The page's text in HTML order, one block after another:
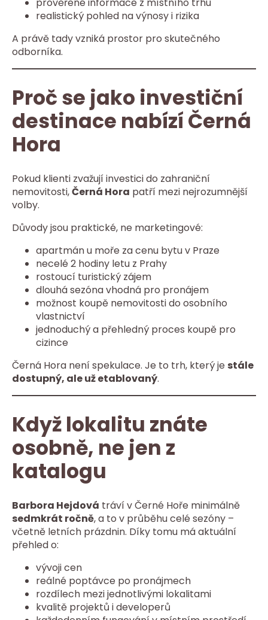
prověřené informace z místního trhu
realistický pohled na výnosy i rizika
A právě tady vzniká prostor pro skutečného
odborníka.
Proč se jako investiční
destinace nabízí Černá
Hora
Pokud klienti zvažují investici do zahraniční
nemovitosti,Černá Hora patří mezi nejrozumnější
volby.
Důvody jsou praktické, ne marketingové:
apartmán u moře za cenu bytu v Praze
necelé 2 hodiny letu z Prahy
rostoucí turistický zájem
dlouhá sezóna vhodná pro pronájem
možnost koupě nemovitosti do osobního
vlastnictví
jednoduchý a přehledný proces koupě pro
cizince
Černá Hora není spekulace. Je to trh, který je stále
dostupný, ale už etablovaný.
Když lokalitu znáte
osobně, ne jen z
katalogu
Barbora Hejdová tráví v Černé Hoře minimálně
sedmkrát ročně, a to v průběhu celé sezóny –
včetně letních prázdnin. Díky tomu má aktuální
přehled o:
vývoji cen
reálné poptávce po pronájmech
rozdílech mezi jednotlivými lokalitami
kvalitě projektů i developerů